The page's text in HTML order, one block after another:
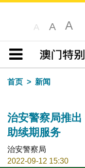
A A A
目录
首页
新闻
治安警察局推
助续期服务
治安警察局
2022-09-12 15:30